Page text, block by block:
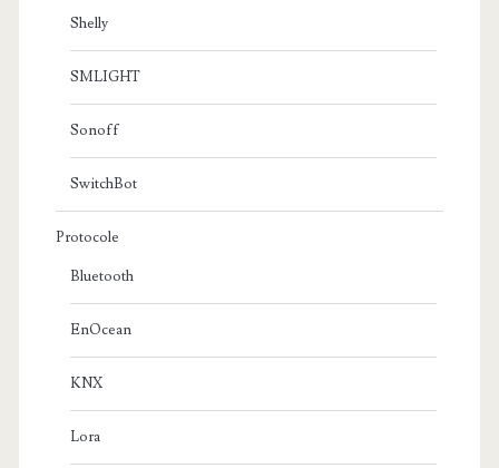
Shelly
SMLIGHT
Sonoff
SwitchBot
Protocole
Bluetooth
EnOcean
KNX
Lora